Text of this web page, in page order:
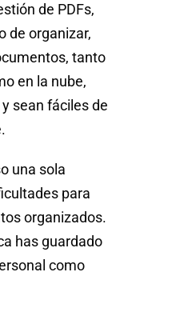
de PDFs,
de organizar,
tanto
en la nube,
sean fáciles de
una sola
para
organizados.
has guardado
como